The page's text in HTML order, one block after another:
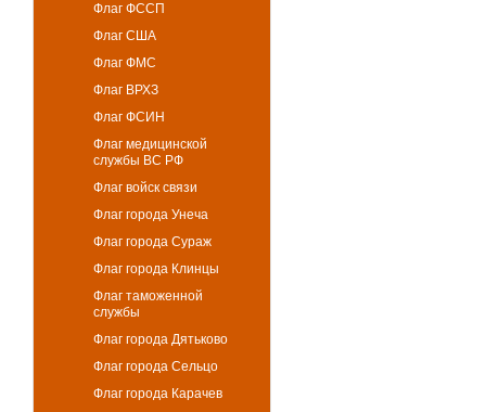
Флаг ФССП
Флаг США
Флаг ФМС
Флаг ВРХЗ
Флаг ФСИН
Флаг медицинской
службы ВС РФ
Флаг войск связи
Флаг города Унеча
Флаг города Сураж
Флаг города Клинцы
Флаг таможенной
службы
Флаг города Дятьково
Флаг города Сельцо
Флаг города Карачев